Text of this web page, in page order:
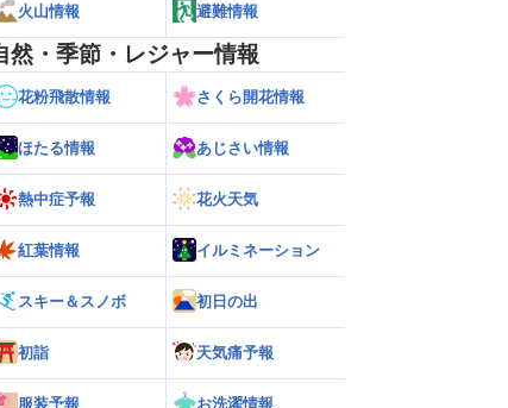
火山情報 避難情報
然・季節・レジャー情報
花粉飛散情報 さくら開花情報
ほたる情報 あじさい情報
熱中症予報 花火天気
紅葉情報 イルミネーション
スキー＆スノボ 初日の出
初詣 天気痛予報
服装予報 お洗濯情報